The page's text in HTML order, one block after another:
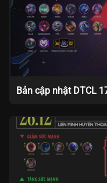
Bản cập nhật DTCL